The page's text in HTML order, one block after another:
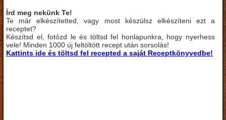
Írd meg nekünk Te!
Te már elkészítetted, vagy most készülsz elkészíteni ezt a
receptet?
Készítsd el, fotózd le és töltsd fel honlapunkra, hogy nyerhess
vele! Minden 1000 új feltöltött recept után sorsolás!
Kattints ide és töltsd fel recepted a saját Receptkönyvedbe!